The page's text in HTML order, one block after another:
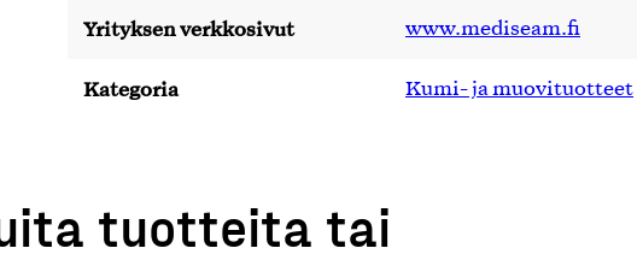
Yrityksen verkkosivut www.mediseam.fi
Kategoria Kumi- ja muovituotteet
tuotteita tai